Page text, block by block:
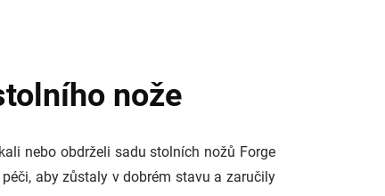
nože
nebo obdrželi sadu stolních nožů Forge
aby zůstaly v dobrém stavu a zaručily